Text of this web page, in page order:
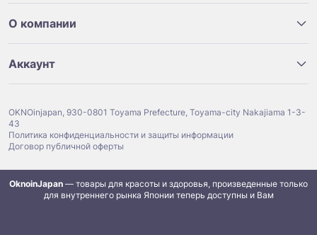
О компании
Аккаунт
OKNOinjapan, 930-0801 Toyama Prefecture, Toyama-city Nakajiama 1-3-
43
Политика конфиденциальности и защиты информации
Договор публичной оферты
OknoinJapan — товары для красоты и здоровья, произведенные только
для внутреннего рынка Японии теперь доступны и Вам